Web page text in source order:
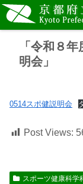
「令和８
明会」
0514スポ健説明会
Post Views:
スポーツ健康科学